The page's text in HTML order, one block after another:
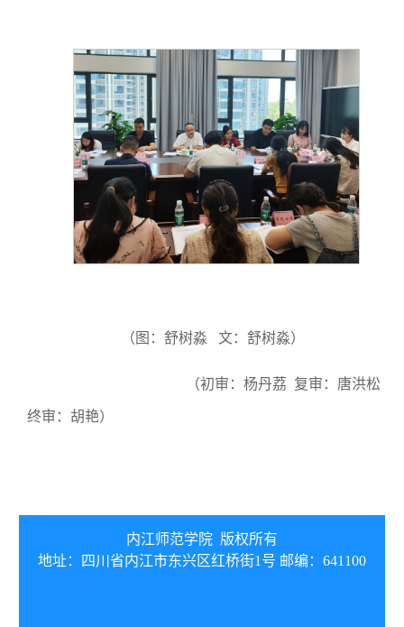
（图：舒树淼 文：舒树淼）
（初审：杨丹荔 复审：唐洪松
终审：胡艳）
内江师范学院 版权所有
地址：四川省内江市东兴区红桥街1号 邮编：641100